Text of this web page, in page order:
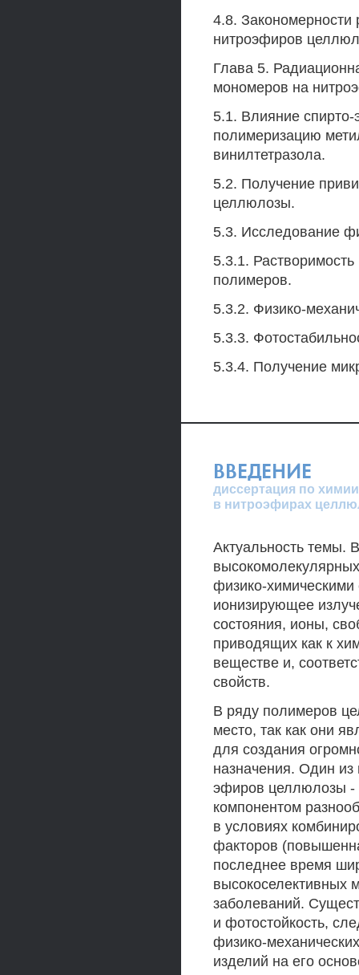
4.8. Закономерности
нитроэфиров
Глава 5.
мономеров на
5.1. Влияние
полимеризацию
винилтетразола.
5.2. Получение
целлюлозы.
5.3. Исследование
5.3.1.
полимеров.
5.3.2. Физико-
5.3.3.
5.3.4. Получение
ВВЕДЕНИЕ
диссертация по
в нитроэфирах
Актуальность темы.
физико-химическими
ионизирующее
состояния, ионы,
приводящих как к
веществе и,
свойств.
В ряду полимеров
место, так как они
для создания
назначения. Один
эфиров целлюлозы -
компонентом
в условиях
факторов
последнее время
высокоселективных
заболеваний.
и фотостойкость,
физико-
изделий на его